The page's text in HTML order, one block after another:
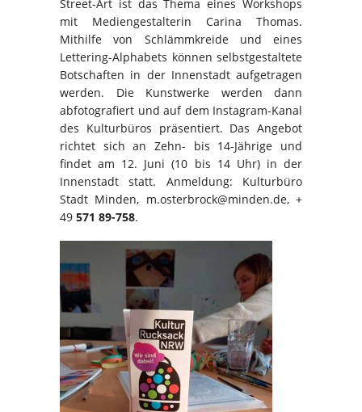
Street-Art ist das Thema eines Workshops
mit Mediengestalterin Carina Thomas.
Mithilfe von Schlämmkreide und eines
Lettering-Alphabets können selbstgestaltete
Botschaften in der Innenstadt aufgetragen
werden. Die Kunstwerke werden dann
abfotografiert und auf dem Instagram-Kanal
des Kulturbüros präsentiert. Das Angebot
richtet sich an Zehn- bis 14-Jährige und
findet am 12. Juni (10 bis 14 Uhr) in der
Innenstadt statt. Anmeldung: Kulturbüro
Stadt Minden, m.osterbrock@minden.de, +
49 571 89-758.